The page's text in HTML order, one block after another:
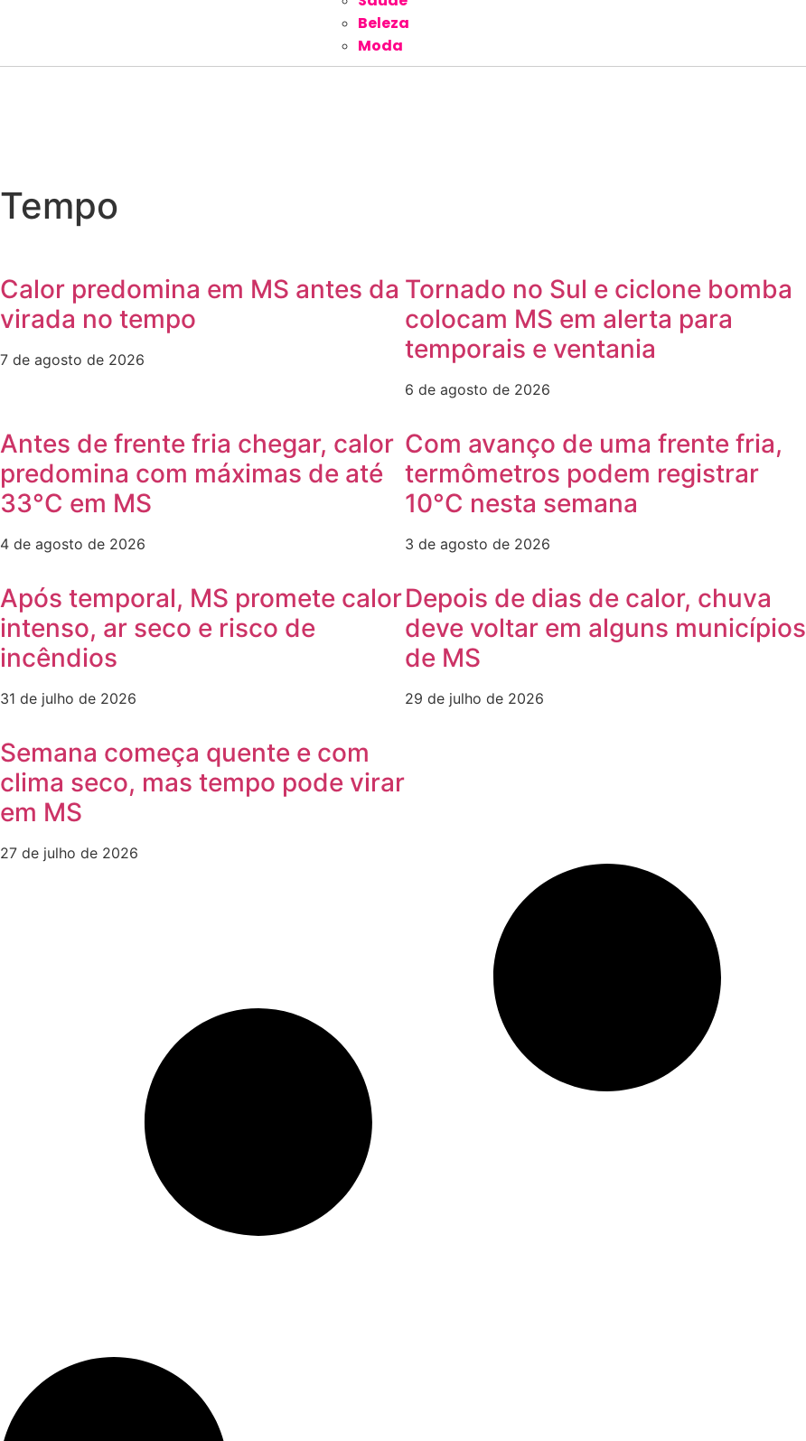
Beleza
Moda
Tempo
Calor predomina em MS antes da
virada no tempo
7 de agosto de 2026
Tornado no Sul e ciclone bomba
colocam MS em alerta para
temporais e ventania
6 de agosto de 2026
Antes de frente fria chegar, calor
predomina com máximas de até
33°C em MS
4 de agosto de 2026
Com avanço de uma frente fria,
termômetros podem registrar
10°C nesta semana
3 de agosto de 2026
Após temporal, MS promete calor
intenso, ar seco e risco de
incêndios
31 de julho de 2026
Depois de dias de calor, chuva
deve voltar em alguns municípios
de MS
29 de julho de 2026
Semana começa quente e com
clima seco, mas tempo pode virar
em MS
27 de julho de 2026